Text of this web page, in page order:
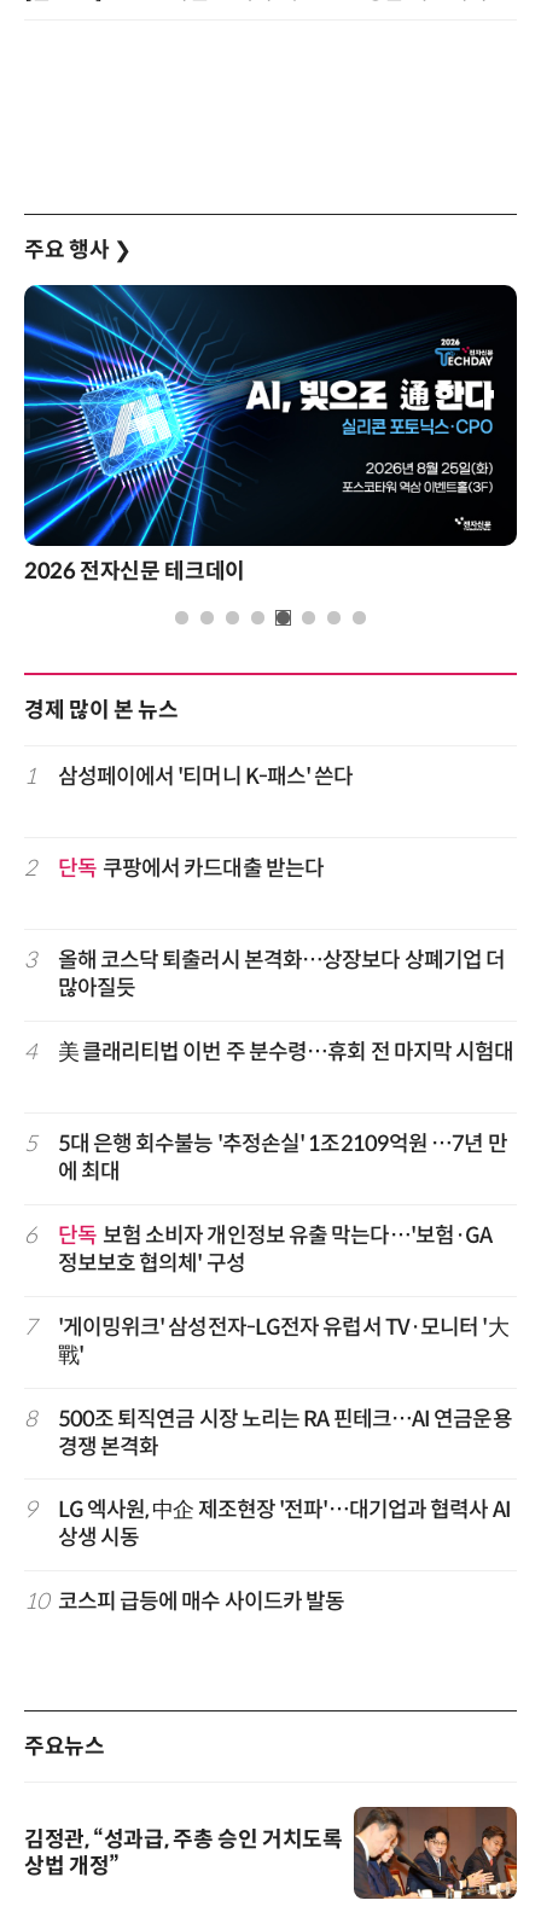
주요 행사 ❯
2026 전자신문 테크데이
경제 많이 본 뉴스
1 삼성페이에서 '티머니 K-패스' 쓴다
2 단독 쿠팡에서 카드대출 받는다
3
올해 코스닥 퇴출러시 본격화…상장보다 상폐기업 더
많아질듯
4 美 클래리티법 이번 주 분수령…휴회 전 마지막 시험대
5
5대 은행 회수불능 '추정손실' 1조2109억원 …7년 만
에 최대
6 단독 보험 소비자 개인정보 유출 막는다…'보험·GA
정보보호 협의체' 구성
7
'게이밍위크' 삼성전자-LG전자 유럽서 TV·모니터 '大
戰'
8
500조 퇴직연금 시장 노리는 RA 핀테크…AI 연금운용
경쟁 본격화
9
LG 엑사원, 中企 제조현장 '전파'…대기업과 협력사 AI
상생 시동
10 코스피 급등에 매수 사이드카 발동
주요뉴스
김정관, “성과급, 주총 승인 거치도록
상법 개정”